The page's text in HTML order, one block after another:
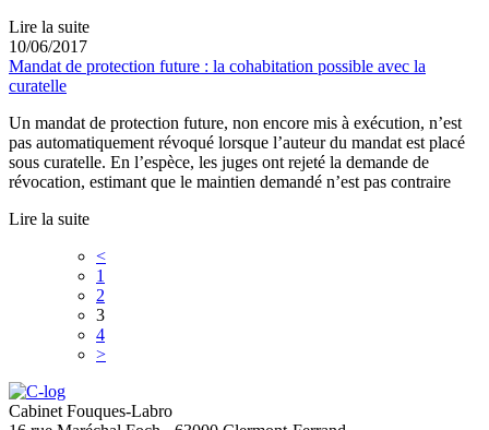
Lire la suite
10/06/2017
Mandat de protection future : la cohabitation possible avec la
curatelle
Un mandat de protection future, non encore mis à exécution, n’est
pas automatiquement révoqué lorsque l’auteur du mandat est placé
sous curatelle. En l’espèce, les juges ont rejeté la demande de
révocation, estimant que le maintien demandé n’est pas contraire
Lire la suite
<
1
2
3
4
>
Cabinet Fouques-Labro